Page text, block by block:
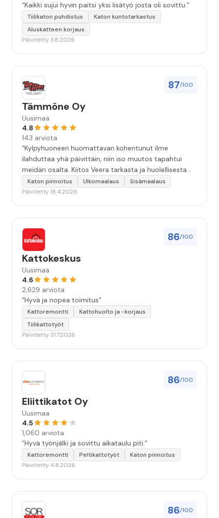
“Kaikki sujui hyvin paitsi yksi lisätyö josta oli sovittu.”
Tiilikaton puhdistus
Katon kuntotarkastus
Aluskatteen korjaus
Päivitetty 3.8.2026
87/100
Tämmöne Oy
Uusimaa
4.8
143 arviota
“Kylpyhuoneen huomattavan kohentunut ilme
ilahduttaa yhä päivittäin, niin iso muutos tapahtui
meidän osalta. Kiitos Veera tarkasta ja huolellisesta
työstä, sekä ystävällisestä palvelusta!”
Katon pinnoitus Ulkomaalaus
Sisämaalaus
Päivitetty 18.4.2026
86/100
Kattokeskus
Uusimaa
4.6
2,629 arviota
“Hyvä ja nopea toimitus”
Kattoremontti
Kattohuolto ja -korjaus
Tiilikattotyöt
Päivitetty 31.7.2026
86/100
Eliittikatot Oy
Uusimaa
4.5
1,060 arviota
“Hyvä työnjälki ja sovittu aikataulu piti.”
Kattoremontti Peltikattotyöt
Katon pinnoitus
Päivitetty 4.8.2026
86/100